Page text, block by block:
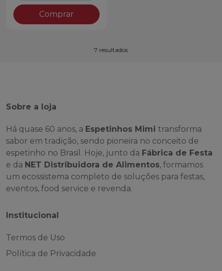
Comprar
7 resultados
Sobre a loja
Há quase 60 anos, a Espetinhos Mimi transforma
sabor em tradição, sendo pioneira no conceito de
espetinho no Brasil. Hoje, junto da Fábrica de Festa
e da NET Distribuidora de Alimentos, formamos
um ecossistema completo de soluções para festas,
eventos, food service e revenda.
Institucional
Termos de Uso
Política de Privacidade